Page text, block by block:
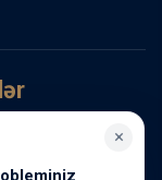
×
müalicəsi
müalicəsi